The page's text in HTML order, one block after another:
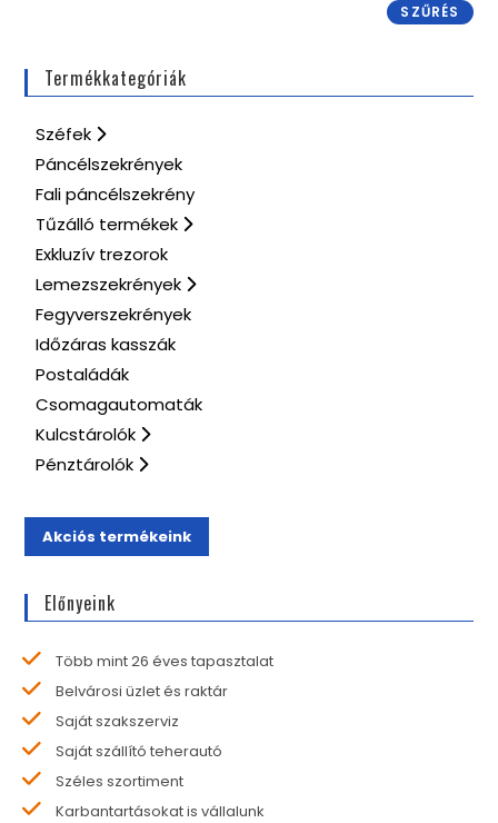
SZŰRÉS
Termékkategóriák
Széfek
Páncélszekrények
Fali páncélszekrény
Tűzálló termékek
Exkluzív trezorok
Lemezszekrények
Fegyverszekrények
Időzáras kasszák
Postaládák
Csomagautomaták
Kulcstárolók
Pénztárolók
Akciós termékeink
Előnyeink
Több mint 26 éves tapasztalat
Belvárosi üzlet és raktár
Saját szakszerviz
Saját szállító teherautó
Széles szortiment
Karbantartásokat is vállalunk